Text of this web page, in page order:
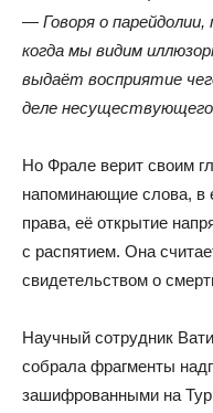
— Говоря о парейдолии,
когда мы видим
выдаёт восприятие
деле
Но Фрале верит своим
напоминающие слова, в
права, её открытие
с распятием. Она
свидетельством о
Научный сотрудник
собрала фрагменты
зашифрованными на